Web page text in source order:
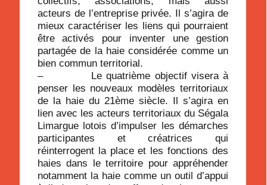
acteurs de l’entreprise privée. Il s’agira de
mieux caractériser les liens qui pourraient
être activés pour inventer une gestion
partagée de la haie considérée comme un
bien commun territorial.
– Le quatrième objectif visera à
penser les nouveaux modèles territoriaux
de la haie du 21ème siècle. Il s’agira en
lien avec les acteurs territoriaux du Ségala
Limargue lotois d’impulser les démarches
participantes et créatrices qui
réinterrogent la place et les fonctions des
haies dans le territoire pour appréhender
notamment la haie comme un outil d’appui